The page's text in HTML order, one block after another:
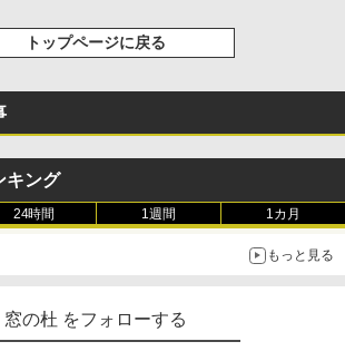
New Amazon Kindle Scribe Colorsoft |
き、グラファイト
￥115,980
トップページに戻る
キング
24時間 1週間 1カ月
もっと見る
窓の杜 をフォローする